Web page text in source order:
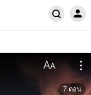
7 ตอน